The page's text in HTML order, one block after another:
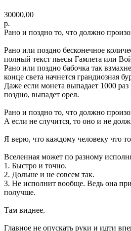
30000,00
р.
Рано и поздно то, что должно
Рано или поздно бесконечное
полный текст пьесы Гамлета или
Рано или поздно бабочка так
конце света начнется грандиозная
Даже если монета выпадает 1000
поздно, выпадет орел.
Рано и поздно то, что должно
А если не случится, то оно и не
Я верю, что каждому человеку что
Вселенная может по разному
1. Быстро и точно.
2. Дольше и не совсем так.
3. Не исполнит вообще. Ведь она
получше.
Там виднее.
Главное не опускать руки и идти